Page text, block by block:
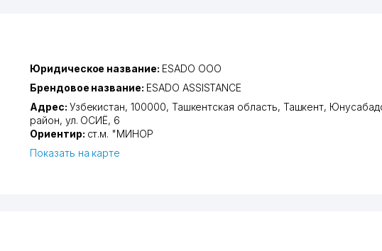
Юридическое название: ESADO ООО
Брендовое название: ESADO ASSISTANCE
Адрес: Узбекистан, 100000, Ташкентская область, Ташкент,
район, ул. ОСИЁ, 6
Ориентир: ст.м. "МИНОР
Показать на карте